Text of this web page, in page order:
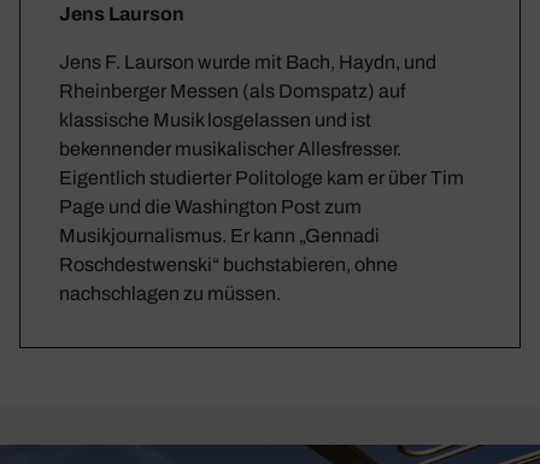
Jens Laurson
Jens F. Laurson wurde mit Bach, Haydn, und
Rheinberger Messen (als Domspatz) auf
klassische Musik losgelassen und ist
bekennender musikalischer Allesfresser.
Eigentlich studierter Politologe kam er über Tim
Page und die Washington Post zum
Musikjournalismus. Er kann „Gennadi
Roschdestwenski“ buchstabieren, ohne
nachschlagen zu müssen.